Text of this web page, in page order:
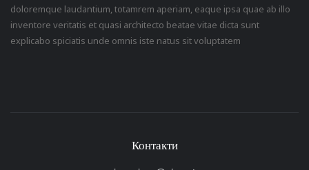
doloremque laudantium, totamrem aperiam, eaque ipsa quae ab illo
inventore veritatis et quasi architecto beatae vitae dicta sunt
explicabo spiciatis unde omnis iste natus sit voluptatem
Контакти